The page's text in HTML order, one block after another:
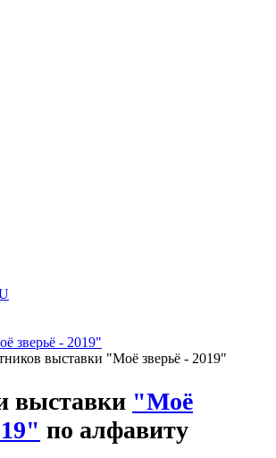
зверьё - 2019"
выставки "Моё зверьё - 2019"
выставки "Моё
по алфавиту